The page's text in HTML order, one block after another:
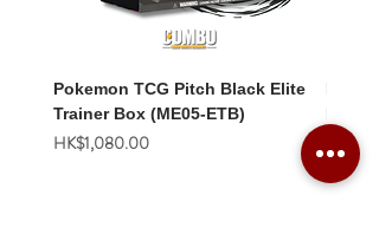
Pokemon TCG Pitch Black Elite
Trainer Box (ME05-ETB)
價格
HK$1,080.00 價格